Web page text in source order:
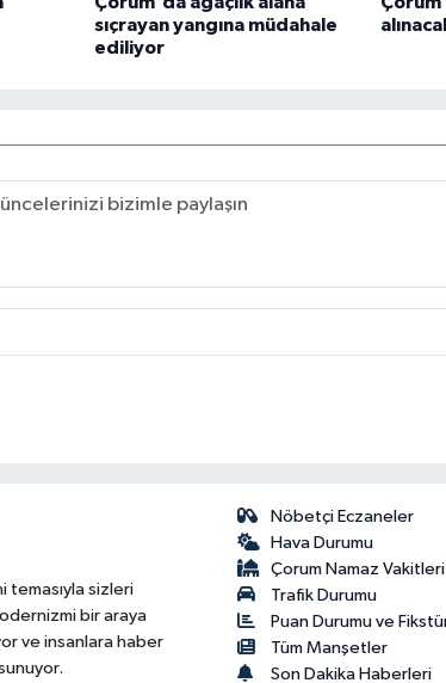
sıçrayan yangına müdahale
ediliyor
temasıyla sizleri
bir araya
ve insanlara haber
Nöbetçi Eczaneler
Hava Durumu
Çorum Namaz Vakitleri
Trafik Durumu
Puan Durumu ve
Tüm Manşetler
Son Dakika Haberleri